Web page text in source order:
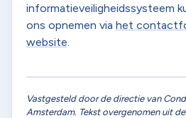
informatieveiligheidssysteem
ons opnemen via het
website
Vastgesteld door de directie van
Amsterdam. Tekst overgenomen uit